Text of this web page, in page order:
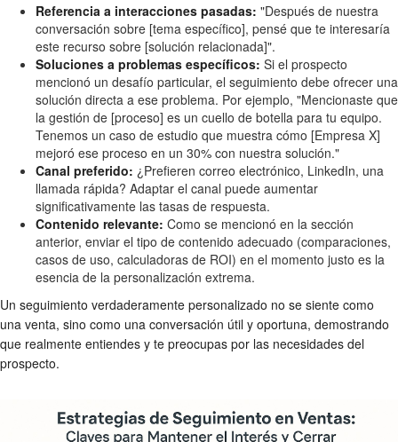
Referencia a interacciones pasadas: "Después de nuestra
conversación sobre [tema específico], pensé que te interesaría
este recurso sobre [solución relacionada]".
Soluciones a problemas específicos: Si el prospecto
mencionó un desafío particular, el seguimiento debe ofrecer una
solución directa a ese problema. Por ejemplo, "Mencionaste que
la gestión de [proceso] es un cuello de botella para tu equipo.
Tenemos un caso de estudio que muestra cómo [Empresa X]
mejoró ese proceso en un 30% con nuestra solución."
Canal preferido: ¿Prefieren correo electrónico, LinkedIn, una
llamada rápida? Adaptar el canal puede aumentar
significativamente las tasas de respuesta.
Contenido relevante: Como se mencionó en la sección
anterior, enviar el tipo de contenido adecuado (comparaciones,
casos de uso, calculadoras de ROI) en el momento justo es la
esencia de la personalización extrema.
Un seguimiento verdaderamente personalizado no se siente como
una venta, sino como una conversación útil y oportuna, demostrando
que realmente entiendes y te preocupas por las necesidades del
prospecto.